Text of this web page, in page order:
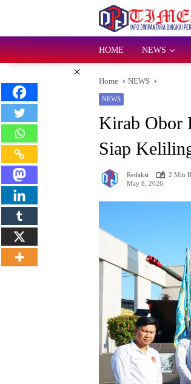
HOME NEWS
×
Home NEWS
NEWS
Kirab Obor
Siap
Redaksi
2 Min
May 8, 2026